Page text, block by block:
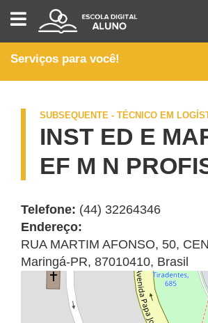
PÓS-
MÉDIO
-
CURSOS
TÉCNICOS
SUBSEQUENTES
Serviços para você!
SUBSEQUENTE - TÉCNICO EM
INST ED E
EF M N
Telefone: (44) 32264346
Endereço:
RUA MARTIM AFONSO, 50,
Maringá-PR, 87010410, Brasil